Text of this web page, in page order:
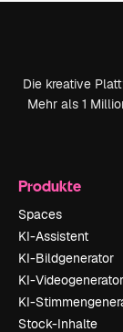
Die kreative
Mehr als 1
Produkte
Spaces
KI-Assistent
KI-Bildgenerator
KI-Videogenerator
KI-
Stock-Inhalte